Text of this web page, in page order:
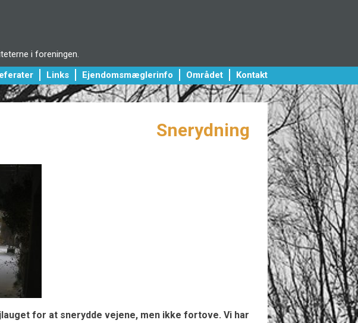
i foreningen.
Links Ejendomsmæglerinfo Området Kontakt
Snerydning
for at snerydde vejene, men ikke fortove. Vi har